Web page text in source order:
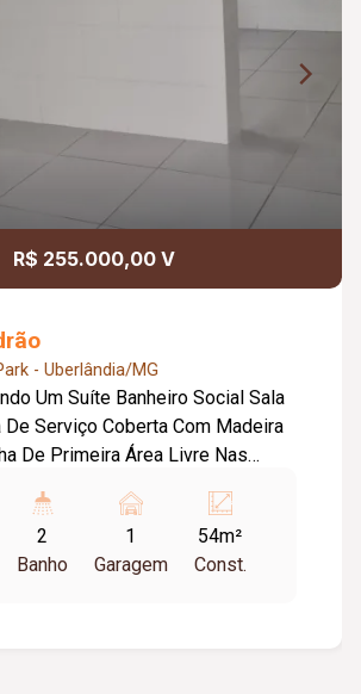
R$ 255.000,00 V
- Uberlândia/MG
Banheiro Social Sala
Área Livre Nas
Em Concreto
Construída: 53,5 M2. Localização
50 M Da Principal Avenida Do
2
Banho
1
Garagem
54m²
Const.